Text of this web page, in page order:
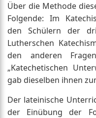
Über die Methode
Folgende: Im
den Schülern der
Lutherschen
den anderen
„Katechetischen
gab dieselben ihnen
Der lateinische
der Einübung der